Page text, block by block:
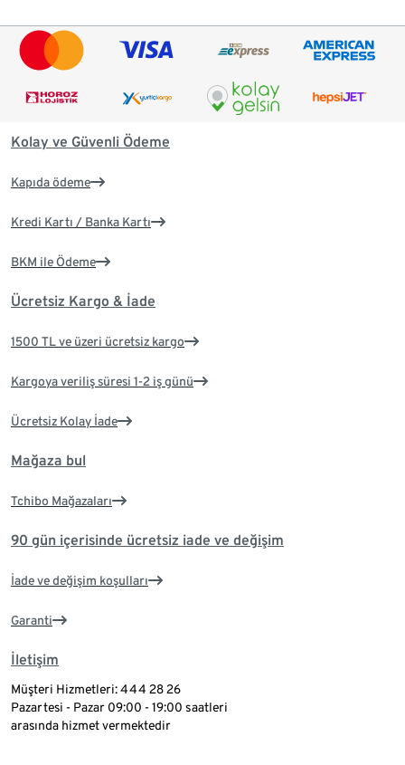
Kolay ve Güvenli Ödeme
Kapıda ödeme
Kredi Kartı / Banka Kartı
BKM ile Ödeme
Ücretsiz Kargo & İade
1500 TL ve üzeri ücretsiz kargo
Kargoya veriliş süresi 1-2 iş günü
Ücretsiz Kolay İade
Mağaza bul
Tchibo Mağazaları
90 gün içerisinde ücretsiz iade ve değişim
İade ve değişim koşulları
Garanti
İletişim
Müşteri Hizmetleri: 444 28 26
Pazartesi - Pazar 09:00 - 19:00 saatleri
arasında hizmet vermektedir